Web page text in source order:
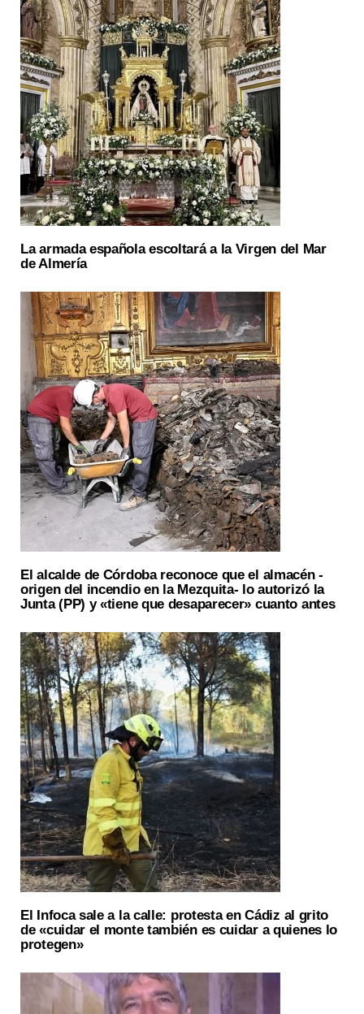
La armada española escoltará a la Virgen del Mar
de Almería
El alcalde de Córdoba reconoce que el almacén -
origen del incendio en la Mezquita- lo autorizó la
Junta (PP) y «tiene que desaparecer» cuanto antes
El Infoca sale a la calle: protesta en Cádiz al grito
de «cuidar el monte también es cuidar a quienes lo
protegen»